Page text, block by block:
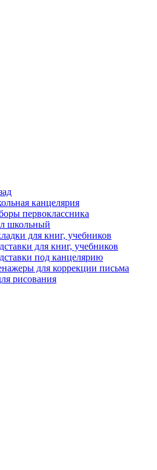
канцелярия
первоклассника
школьный
для книг, учебников
для книг, учебников
под канцелярию
для коррекции письма
рисования